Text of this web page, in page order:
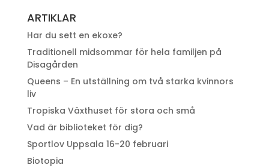
ARTIKLAR
Har du sett en ekoxe?
Traditionell midsommar för hela familjen på
Disagården
Queens – En utställning om två starka kvinnors
liv
Tropiska Växthuset för stora och små
Vad är biblioteket för dig?
Sportlov Uppsala 16-20 februari
Biotopia